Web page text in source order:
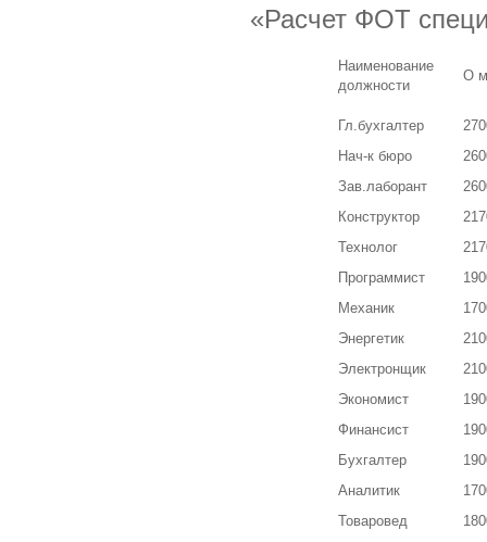
«Расчет ФОТ
Наименование
должности
О
Гл.бухгалтер
Нач-к бюро
Зав.лаборант
Конструктор
Технолог
Программист
Механик
Энергетик
Электронщик
Экономист
Финансист
Бухгалтер
Аналитик
Товаровед